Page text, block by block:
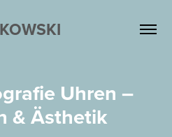
Uhren –
& Ästhetik